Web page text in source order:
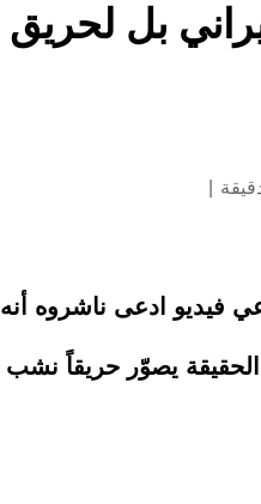
بل لحريق
فيديو ادعى ناشروه أنه
الحقيقة يصوّر حريقاً نشب